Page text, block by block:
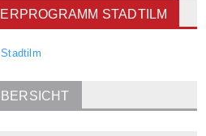
STADTILM